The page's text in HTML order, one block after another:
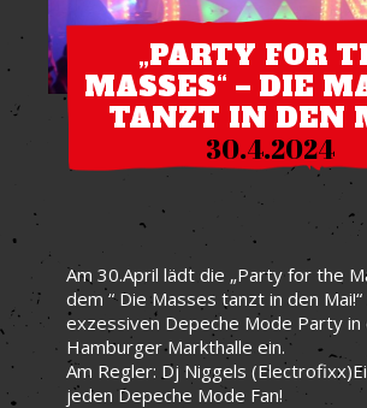
„PARTY FOR
MASSES“ – DIE
TANZT IN DEN
30.4.2024
Am 30.April lädt die „Party for the
dem “ Die Masses tanzt in den
exzessiven Depeche Mode Party in
Hamburger Markthalle ein.
Am Regler: Dj Niggels
jeden Depeche Mode Fan!